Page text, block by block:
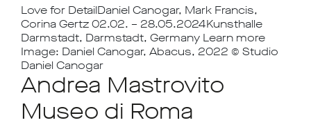
Love for DetailDaniel Canogar, Mark Francis,
Corina Gertz 02.02. – 28.05.2024Kunsthalle
Darmstadt, Darmstadt, Germany Learn more
Image: Daniel Canogar, Abacus, 2022 © Studio
Daniel Canogar
Andrea Mastrovito
Museo di Roma